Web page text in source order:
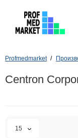
Profmedmarket
Сentron
15